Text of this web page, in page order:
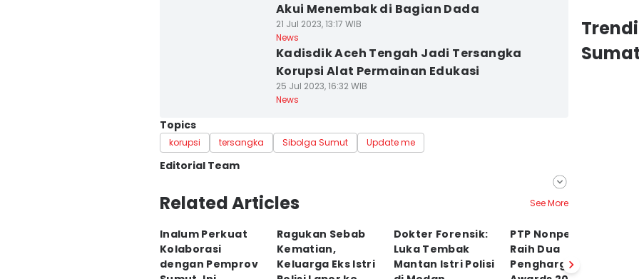
Akui Menembak di Bagian Dada
21 Jul 2023, 13:17 WIB
News
Kadisdik Aceh Tengah Jadi Tersangka
Korupsi Alat Permainan Edukasi
25 Jul 2023, 16:32 WIB
News
Topics
korupsi tersangka Sibolga Sumut Update me
Editorial Team
Editor
Hendra Simanjuntak
Editor
Doni Hermawan
Related Articles See More
Inalum Perkuat
Kolaborasi
dengan Pemprov
Ragukan Sebab
Kematian,
Keluarga Eks Istri
Dokter Forensik:
Luka Tembak
Mantan Istri Polisi
PTP Nonpetikemas
Raih Dua
Penghargaan di PR